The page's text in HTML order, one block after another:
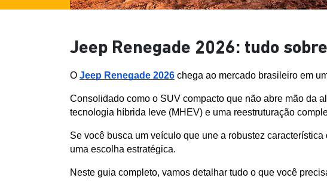
Jeep Renegade 2026: tudo
O Jeep Renegade 2026 chega ao mercado brasileiro em
Consolidado como o SUV compacto que não abre mão da
tecnologia híbrida leve (MHEV) e uma reestruturação
Se você busca um veículo que une a robustez
uma escolha estratégica.
Neste guia completo, vamos detalhar tudo o que você